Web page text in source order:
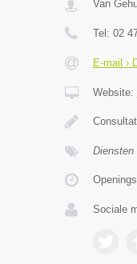
Van
Tel: 02
E-mail ›
Website:
Diensten
Sociale